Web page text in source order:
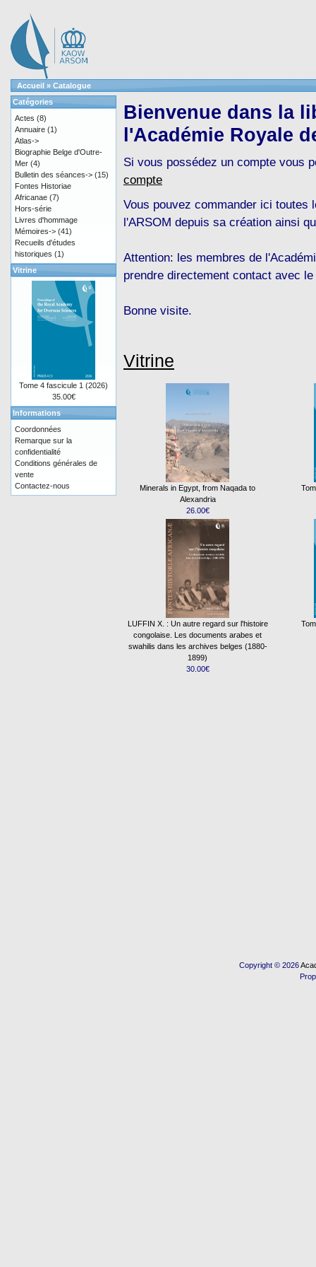
Accueil » Catalogue
Bienvenue dans la
l'Académie Royale
Si vous possédez un compte vous
compte
Vous pouvez commander ici toutes
l'ARSOM depuis sa création ainsi
Attention: les membres de
prendre directement contact avec
Bonne visite.
Vitrine
Minerals in Egypt, from Naqada to
Alexandria
26.00€
LUFFIN X. : Un autre regard sur l'histoire
congolaise. Les documents arabes et
swahilis dans les archives belges (1880-
1899)
30.00€
Catégories
Actes (8)
Annuaire (1)
Atlas->
Biographie Belge d'Outre-
Mer (4)
Bulletin des séances-> (15)
Fontes Historiae
Africanae (7)
Hors-série
Livres d'hommage
Mémoires-> (41)
Recueils d'études
historiques (1)
Vitrine
Tome 4 fascicule 1 (2026)
35.00€
Informations
Coordonnées
Remarque sur la
confidentialité
Conditions générales de
vente
Contactez-nous
Copyright © 2026